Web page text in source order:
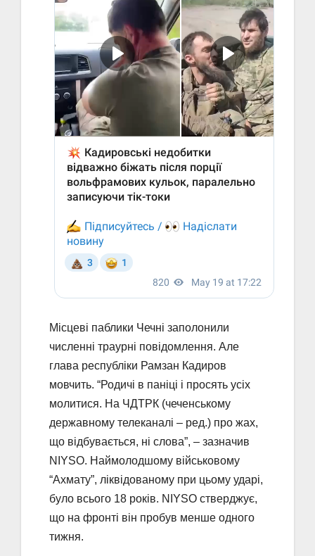
Місцеві паблики Чечні заполонили
численні траурні повідомлення. Але
глава республіки Рамзан Кадиров
мовчить. “Родичі в паніці і просять усіх
молитися. На ЧДТРК (чеченському
державному телеканалі – ред.) про жах,
що відбувається, ні слова”, – зазначив
NIYSO. Наймолодшому військовому
“Ахмату”, ліквідованому при цьому ударі,
було всього 18 років. NIYSO стверджує,
що на фронті він пробув менше одного
тижня.